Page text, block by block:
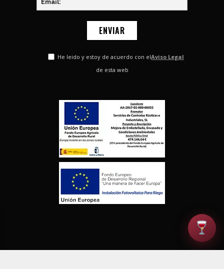
He leido y estoy de acuerdo con elAviso Legal
de esta web